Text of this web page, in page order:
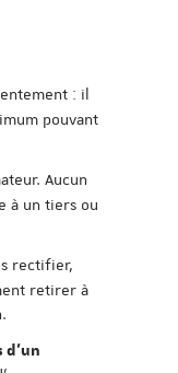
: il
pouvant
Aucun
à un tiers ou
rectifier,
retirer à
d'un